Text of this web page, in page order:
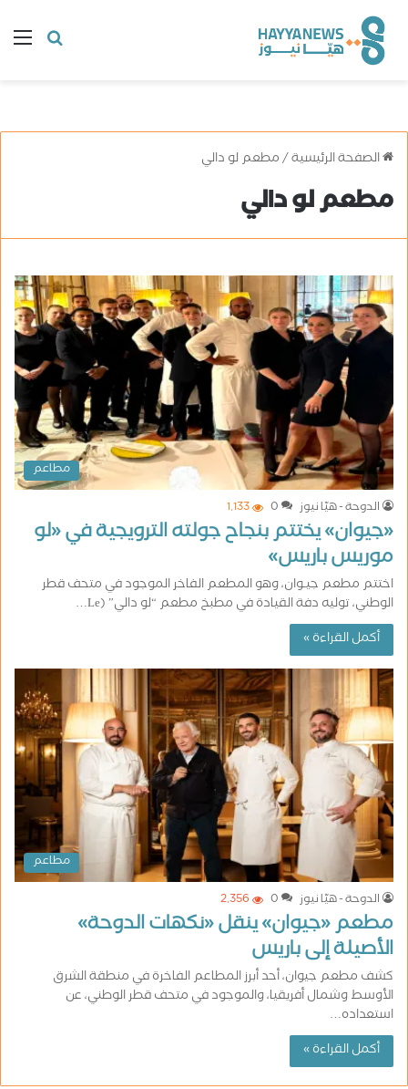
البحث
الصفحة الرئيسية/مطعم لو دالي
مطعم لو دالي
مطاعم
الدوحة - هيّا نيوز
0 1٬133
«جيوان» يختتم بنجاح جولته الترويجية في «لو
موريس باريس»
اختتم مطعم جيـوان، وهو المطعم الفاخر الموجود في متحف قطر
الوطني، توليه دفة القيادة في مطبخ مطعم “لو دالي” (Le…
أكمل القراءة »
مطاعم
الدوحة - هيّا نيوز
0 2٬356
مطعم «جيوان» ينقل «نكهات الدوحة»
الأصيلة إلى باريس
كشف مطعم جيوان، أحد أبرز المطاعم الفاخرة في منطقة الشرق
الأوسط وشمال أفريقيا، والموجود في متحف قطر الوطني، عن
استعداده…
أكمل القراءة »